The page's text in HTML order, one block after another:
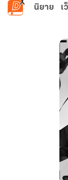
ข้ามไปยังเนื้อหาหลัก
นิยาย เ